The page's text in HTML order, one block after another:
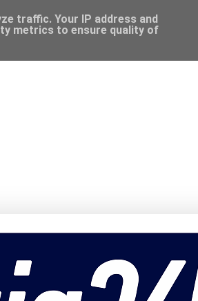
traffic. Your IP address and
metrics to ensure quality of